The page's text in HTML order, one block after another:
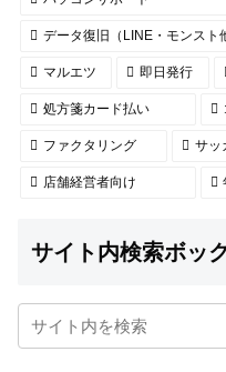
データ復旧（LINE・モンスト
マルエツ 即日発行
処方箋カード払い
ファクタリング サッ
店舗経営者向け
サイト内検索ボッ